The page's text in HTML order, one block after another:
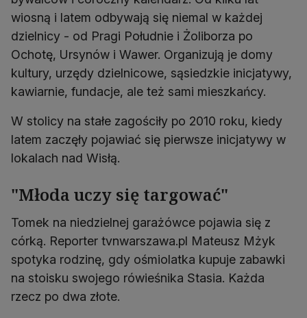
wiosną i latem odbywają się niemal w każdej
dzielnicy - od Pragi Południe i Żoliborza po
Ochotę, Ursynów i Wawer. Organizują je domy
kultury, urzędy dzielnicowe, sąsiedzkie inicjatywy,
kawiarnie, fundacje, ale też sami mieszkańcy.
W stolicy na stałe zagościły po 2010 roku, kiedy
latem zaczęły pojawiać się pierwsze inicjatywy w
lokalach nad Wisłą.
"Młoda uczy się targować"
Tomek na niedzielnej garażówce pojawia się z
córką. Reporter tvnwarszawa.pl Mateusz Mżyk
spotyka rodzinę, gdy ośmiolatka kupuje zabawki
na stoisku swojego rówieśnika Stasia. Każda
rzecz po dwa złote.